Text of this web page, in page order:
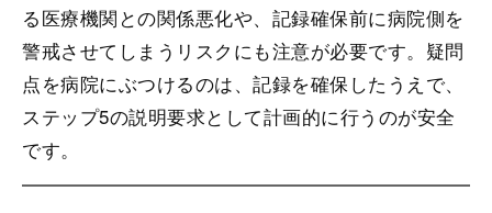
る医療機関との関係悪化や、記録確保前に病院側を
警戒させてしまうリスクにも注意が必要です。疑問
点を病院にぶつけるのは、記録を確保したうえで、
ステップ5の説明要求として計画的に行うのが安全
です。